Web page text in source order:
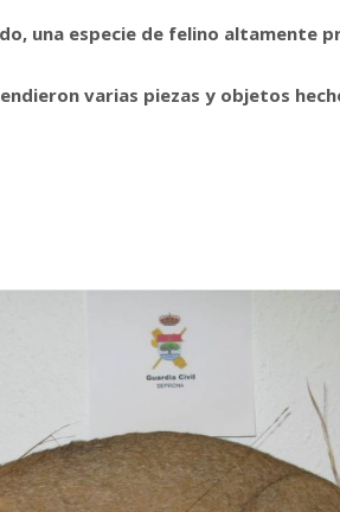
una especie de felino altamente
varias piezas y objetos